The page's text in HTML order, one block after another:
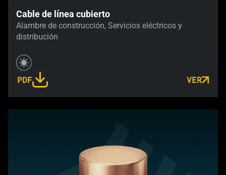
Cable de línea cubierto
Alambre de construcción, Servicios eléctricos y
distribución
LINK OPENS IN A NEW TAB
PDF VER